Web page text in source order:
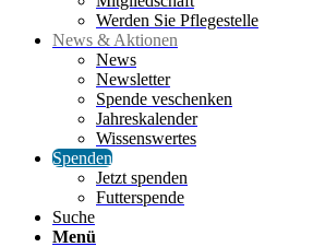
Werden Sie Pflegestelle
News & Aktionen
News
Newsletter
Spende veschenken
Jahreskalender
Wissenswertes
Spenden
Jetzt spenden
Futterspende
Suche
Menü